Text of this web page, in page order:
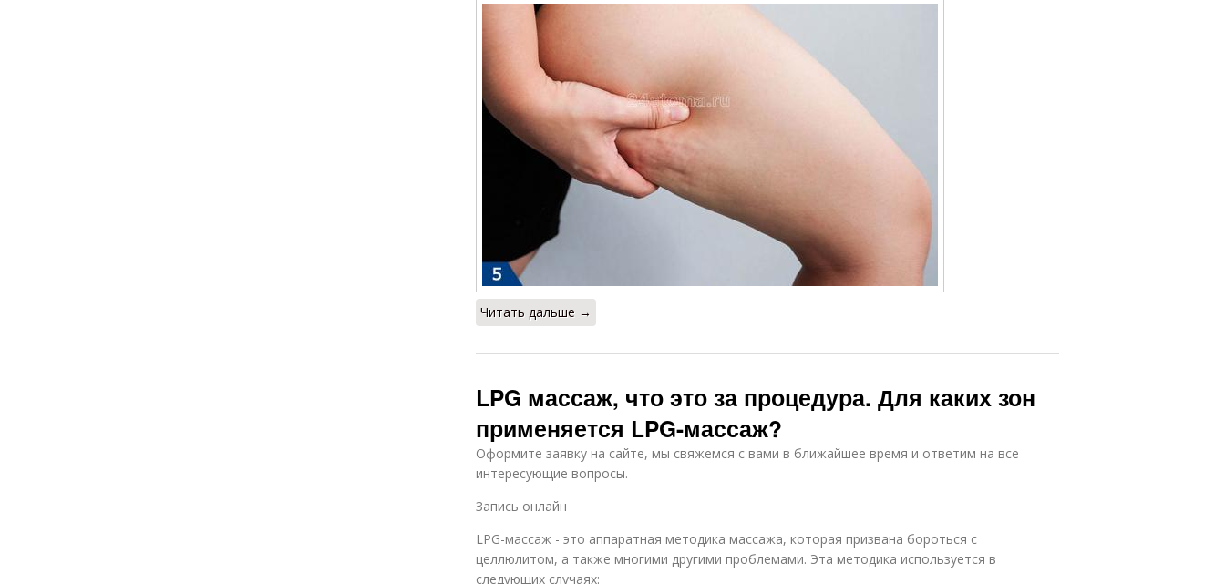
Читать дальше →
LPG массаж, что это за процедура. Для каких зон
применяется LPG-массаж?
Оформите заявку на сайте, мы свяжемся с вами в ближайшее время и ответим на все
интересующие вопросы.
Запись онлайн
LPG-массаж - это аппаратная методика массажа, которая призвана бороться с
целлюлитом, а также многими другими проблемами. Эта методика используется в
следующих случаях: